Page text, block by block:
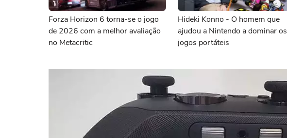
Forza Horizon 6 torna-se o jogo
de 2026 com a melhor avaliação
no Metacritic
Hideki Konno - O homem que
ajudou a Nintendo a dominar os
jogos portáteis